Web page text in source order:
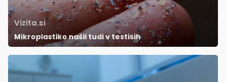
Vizita.si
Mikroplastiko našli tudi v testisih